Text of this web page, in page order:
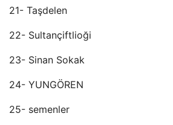
21- Taşdelen
22- Sultançiftlioği
23- Sinan Sokak
24- YUNGÖREN
25- semenler